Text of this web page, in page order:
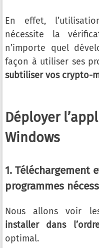
En effet,
nécessite la
n’importe quel
façon à utiliser ses
subtiliser vos crypto-
Déployer
Windows
1. Téléchargement
programmes
Nous allons voir
installer dans
optimal.